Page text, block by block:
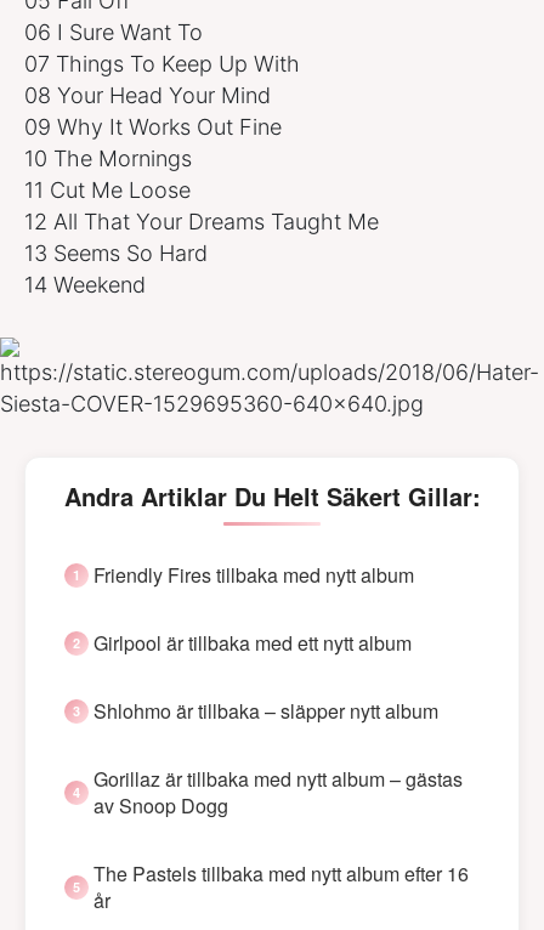
06 I Sure Want To
07 Things To Keep Up With
08 Your Head Your Mind
09 Why It Works Out Fine
10 The Mornings
11 Cut Me Loose
12 All That Your Dreams Taught Me
13 Seems So Hard
14 Weekend
Andra Artiklar Du Helt Säkert Gillar:
Friendly Fires tillbaka med nytt album
Girlpool är tillbaka med ett nytt album
Shlohmo är tillbaka – släpper nytt album
Gorillaz är tillbaka med nytt album – gästas
av Snoop Dogg
The Pastels tillbaka med nytt album efter 16
år